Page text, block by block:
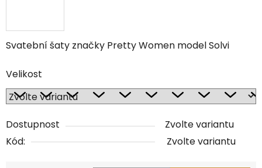
Svatební šaty značky Pretty Women model Solvi
Velikost
Dostupnost
Zvolte variantu
Kód:
Zvolte variantu